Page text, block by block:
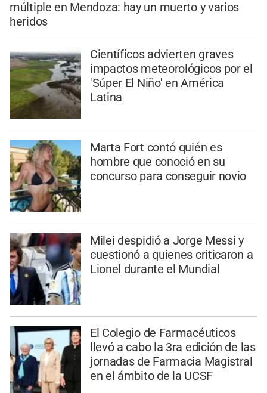
múltiple en Mendoza: hay un muerto y varios
heridos
Científicos advierten graves
impactos meteorológicos por el
'Súper El Niño' en América
Latina
Marta Fort contó quién es
hombre que conoció en su
concurso para conseguir novio
Milei despidió a Jorge Messi y
cuestionó a quienes criticaron a
Lionel durante el Mundial
El Colegio de Farmacéuticos
llevó a cabo la 3ra edición de las
jornadas de Farmacia Magistral
en el ámbito de la UCSF